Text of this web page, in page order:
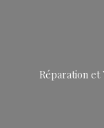
Réparation